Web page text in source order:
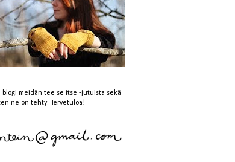
blogi meidän tee se itse -jutuista sekä
ne on tehty. Tervetuloa!